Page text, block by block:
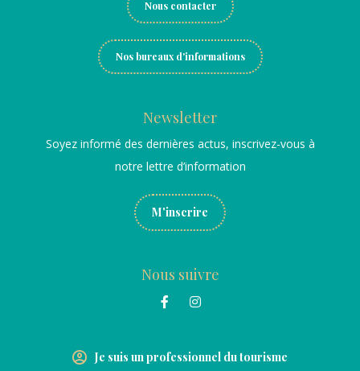
Nous contacter
Nos bureaux d'informations
Newsletter
Soyez informé des dernières actus, inscrivez-vous à
notre lettre d’information
M'inscrire
Nous suivre
Je suis un professionnel du tourisme